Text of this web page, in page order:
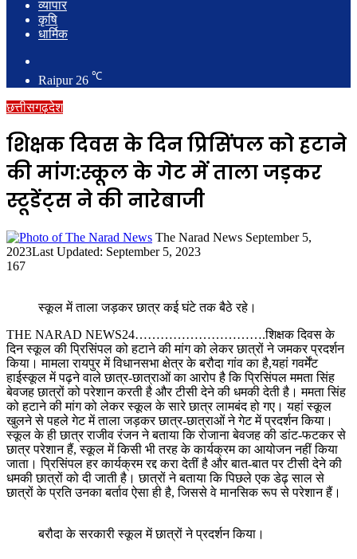
व्यापार
कृषि
धार्मिक
for
Raipur 26 ℃
छत्तीसगढ़देश
शिक्षक दिवस के दिन प्रिसिंपल को हटाने
की मांग:स्कूल के गेट में ताला जड़कर
स्टूडेंट्स ने की नारेबाजी
The Narad News Send
September 5,
2023Last Updated: September 5, 2023
167
स्कूल में ताला जड़कर छात्र कई घंटे तक बैठे रहे।
THE NARAD NEWS24………………………….शिक्षक दिवस के
दिन स्कूल की प्रिसिंपल को हटाने की मांग को लेकर छात्रों ने जमकर प्रदर्शन
किया। मामला रायपुर में विधानसभा क्षेत्र के बरौदा गांव का है,यहां गवर्मेंट
हाईस्कूल में पढ़ने वाले छात्र-छात्राओं का आरोप है कि प्रिसिंपल ममता सिंह
बेवजह छात्रों को परेशान करती है और टीसी देने की धमकी देती है। ममता सिंह
को हटाने की मांग को लेकर स्कूल के सारे छात्र लामबंद हो गए। यहां स्कूल
खुलने से पहले गेट में ताला जड़कर छात्र-छात्राओं ने गेट में प्रदर्शन किया।
स्कूल के ही छात्र राजीव रंजन ने बताया कि रोजाना बेवजह की डांट-फटकर से
छात्र परेशान हैं, स्कूल में किसी भी तरह के कार्यक्रम का आयोजन नहीं किया
जाता। प्रिसिंपल हर कार्यक्रम रद्द करा देतीं है और बात-बात पर टीसी देने की
धमकी छात्रों को दी जाती है। छात्रों ने बताया कि पिछले एक डेढ़ साल से
छात्रों के प्रति उनका बर्ताव ऐसा ही है, जिससे वे मानसिक रूप से परेशान हैं।
बरौदा के सरकारी स्कूल में छात्रों ने प्रदर्शन किया।